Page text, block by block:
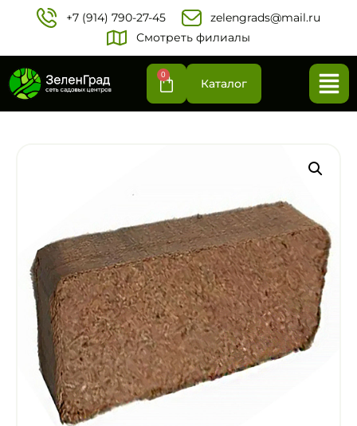
+7 (914) 790-27-45‬
zelengrads@mail.ru
Смотреть филиалы
0
Каталог